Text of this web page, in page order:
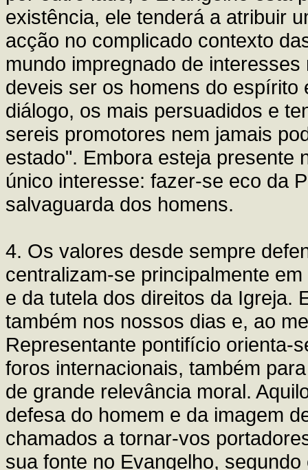
existência, ele tenderá a atribuir
acção no complicado contexto
mundo impregnado de
deveis ser os homens do
diálogo, os mais persuadidos e
sereis promotores nem jamais
estado". Embora esteja presente
único interesse: fazer-se eco da
salvaguarda dos homens.
4. Os valores desde sempre
centralizam-se principalmente
e da tutela dos direitos da Igreja.
também nos nossos dias e, ao
Representante pontifício orienta-
foros internacionais, também
de grande relevância moral.
defesa do homem e da imagem
chamados a tornar-vos
sua fonte no Evangelho,